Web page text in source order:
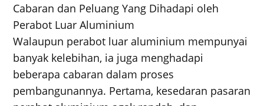
Cabaran dan Peluang Yang Dihadapi oleh
Perabot Luar Aluminium
Walaupun perabot luar aluminium mempunyai
banyak kelebihan, ia juga menghadapi
beberapa cabaran dalam proses
pembangunannya. Pertama, kesedaran pasaran